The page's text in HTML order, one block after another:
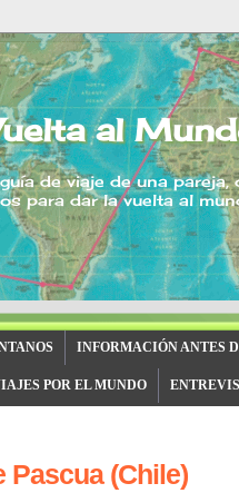
al
de viaje de una
para dar la vuelta al
INFORMACIÓN ANTES
POR EL MUNDO
Pascua (Chile)